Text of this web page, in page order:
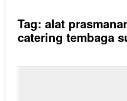
Tag:alat
catering tembaga